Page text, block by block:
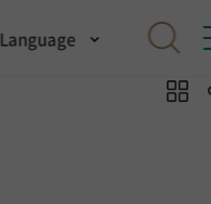
Language